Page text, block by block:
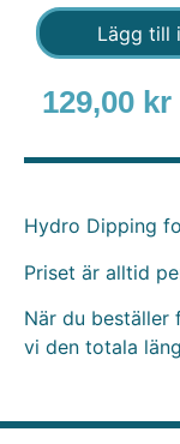
Lägg till
129,00 kr
Hydro Dipping
Priset är alltid
När du beställer
vi den totala